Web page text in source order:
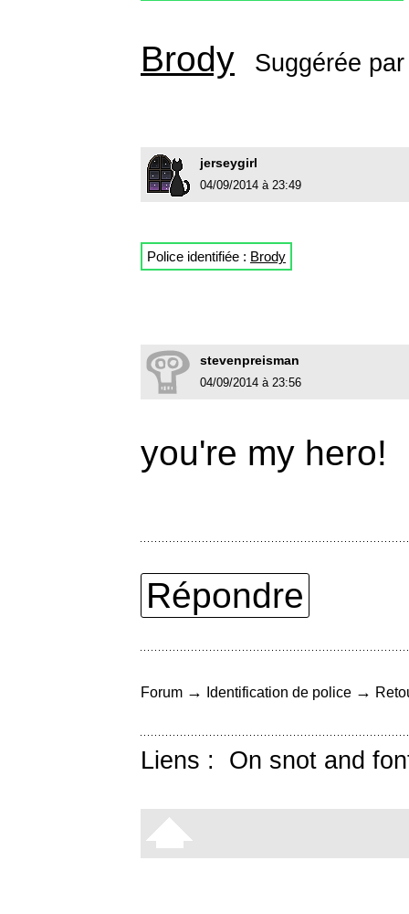
Brody Suggérée
jerseygirl
04/09/2014 à 23:49
Police identifiée : Brody
stevenpreisman
04/09/2014 à 23:56
you're my hero!
Répondre
Forum → Identification de police →
Liens : On snot and